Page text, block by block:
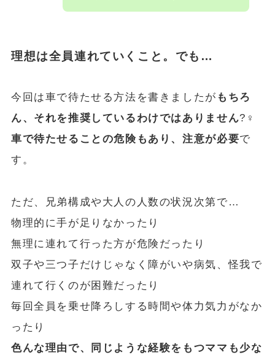
理想は全員連れていくこと。でも…
今回は車で待たせる方法を書きましたが もちろ
ん、それを推奨しているわけではありません?‍♀️
車で待たせることの危険もあり、注意が必要で
す。
ただ、兄弟構成や大人の人数の状況次第で…
物理的に手が足りなかったり
無理に連れて行った方が危険だったり
双子や三つ子だけじゃなく障がいや病気、怪我で
連れて行くのが困難だったり
毎回全員を乗せ降ろしする時間や体力気力がなか
ったり
色んな理由で、同じような経験をもつママも少な